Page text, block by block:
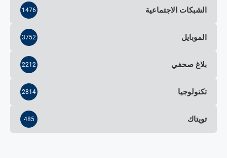
الشبكات الاجتماعية 1476
الموبايل 3752
بلاغ صحفي 2212
تكنولوجيا 2814
تويتاك 485